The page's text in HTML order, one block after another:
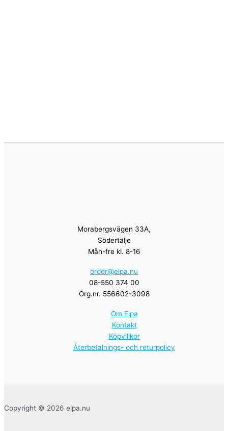
Morabergsvägen 33A,
Södertälje
Mån-fre kl. 8-16
order@elpa.nu
08-550 374 00
Org.nr. 556602-3098
Om Elpa
Kontakt
Köpvillkor
Återbetalnings- och returpolicy
Copyright © 2026 elpa.nu